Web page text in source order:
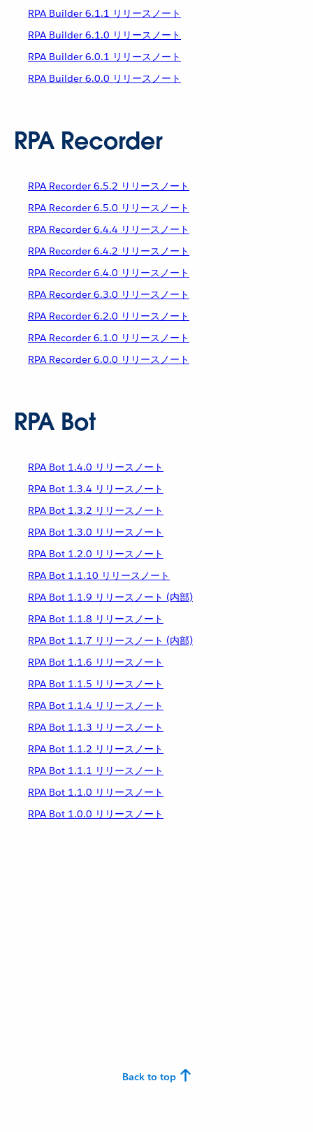
RPA Builder 6.1.1 リリースノート
RPA Builder 6.1.0 リリースノート
RPA Builder 6.0.1 リリースノート
RPA Builder 6.0.0 リリースノート
RPA Recorder
RPA Recorder 6.5.2 リリースノート
RPA Recorder 6.5.0 リリースノート
RPA Recorder 6.4.4 リリースノート
RPA Recorder 6.4.2 リリースノート
RPA Recorder 6.4.0 リリースノート
RPA Recorder 6.3.0 リリースノート
RPA Recorder 6.2.0 リリースノート
RPA Recorder 6.1.0 リリースノート
RPA Recorder 6.0.0 リリースノート
RPA Bot
RPA Bot 1.4.0 リリースノート
RPA Bot 1.3.4 リリースノート
RPA Bot 1.3.2 リリースノート
RPA Bot 1.3.0 リリースノート
RPA Bot 1.2.0 リリースノート
RPA Bot 1.1.10 リリースノート
RPA Bot 1.1.9 リリースノート (内部)
RPA Bot 1.1.8 リリースノート
RPA Bot 1.1.7 リリースノート (内部)
RPA Bot 1.1.6 リリースノート
RPA Bot 1.1.5 リリースノート
RPA Bot 1.1.4 リリースノート
RPA Bot 1.1.3 リリースノート
RPA Bot 1.1.2 リリースノート
RPA Bot 1.1.1 リリースノート
RPA Bot 1.1.0 リリースノート
RPA Bot 1.0.0 リリースノート
Back to top